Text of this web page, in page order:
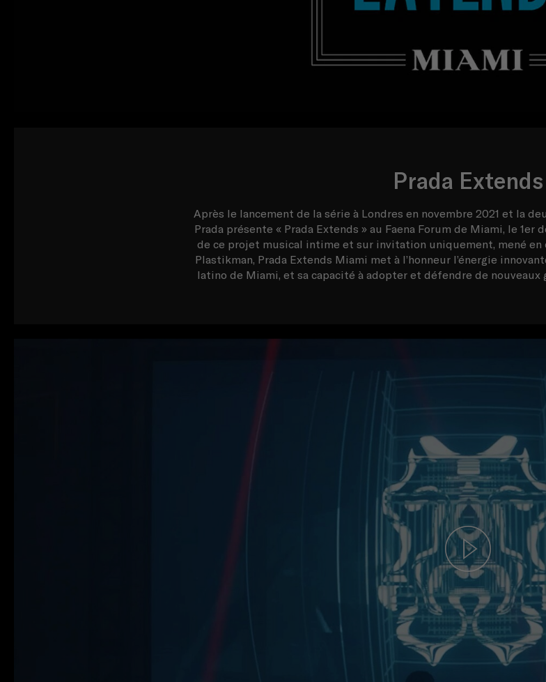
Prada Extends
Après le lancement de la série à Londres en novembre 2021 et la
Prada présente « Prada Extends » au Faena Forum de Miami, le
de ce projet musical intime et sur invitation uniquement, mené en
Plastikman, Prada Extends Miami met à l’honneur l’énergie
latino de Miami, et sa capacité à adopter et défendre de nouveaux